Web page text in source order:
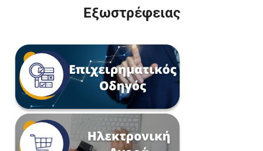
Εξωστρέφειας